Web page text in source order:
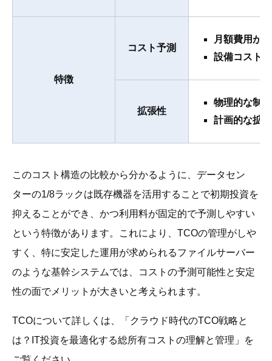
特徴
コスト予測
月額費用が
設備コスト
拡張性
物理的な制
計画的な拡
このコスト構造の比較から分かるように、データセン
ターの1/8ラックは既存機器を活用することで初期投資を
抑えることができ、かつ利用料が固定的で予測しやすい
という特徴があります。これにより、TCOの管理がしや
すく、特に安定した運用が求められるファイルサーバー
のような基幹システムでは、コストの予測可能性と安定
性の面でメリットが大きいと考えられます。
TCOについて詳しくは、「クラウド時代のTCO戦略と
は？IT投資を最適化する総所有コストの理解と管理」を